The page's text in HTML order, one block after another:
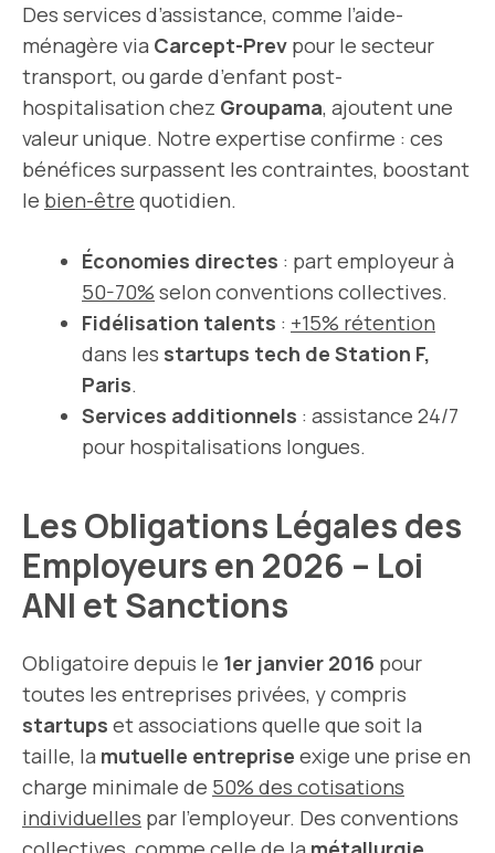
Des services d’assistance, comme l’aide-
ménagère via Carcept-Prev pour le secteur
transport, ou garde d’enfant post-
hospitalisation chez Groupama, ajoutent une
valeur unique. Notre expertise confirme : ces
bénéfices surpassent les contraintes, boostant
le bien-être quotidien.
Économies directes : part employeur à
50-70% selon conventions collectives.
Fidélisation talents : +15% rétention
dans les startups tech de Station F,
Paris.
Services additionnels : assistance 24/7
pour hospitalisations longues.
Les Obligations Légales des
Employeurs en 2026 – Loi
ANI et Sanctions
Obligatoire depuis le 1er janvier 2016 pour
toutes les entreprises privées, y compris
startups et associations quelle que soit la
taille, la mutuelle entreprise exige une prise en
charge minimale de 50% des cotisations
individuelles par l’employeur. Des conventions